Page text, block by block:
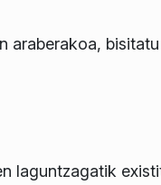
araberakoa, bisitatu
laguntzagatik